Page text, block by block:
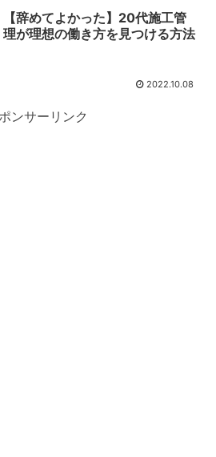
【辞めてよかった】20代施工管
理が理想の働き方を見つける方法
2022.10.08
ンサーリンク